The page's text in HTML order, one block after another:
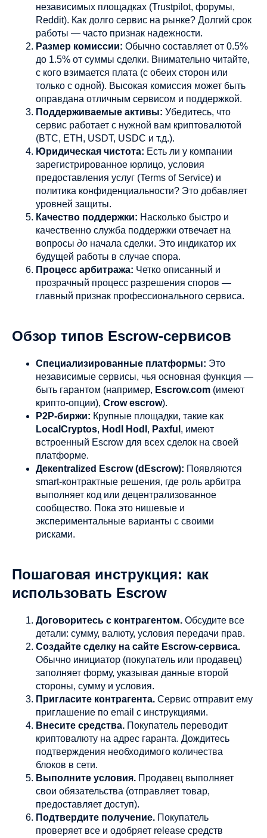
независимых площадках (Trustpilot, форумы,
Reddit). Как долго сервис на рынке? Долгий срок
работы — часто признак надежности.
Размер комиссии: Обычно составляет от 0.5%
до 1.5% от суммы сделки. Внимательно читайте,
с кого взимается плата (с обеих сторон или
только с одной). Высокая комиссия может быть
оправдана отличным сервисом и поддержкой.
Поддерживаемые активы: Убедитесь, что
сервис работает с нужной вам криптовалютой
(BTC, ETH, USDT, USDC и т.д.).
Юридическая чистота: Есть ли у компании
зарегистрированное юрлицо, условия
предоставления услуг (Terms of Service) и
политика конфиденциальности? Это добавляет
уровней защиты.
Качество поддержки: Насколько быстро и
качественно служба поддержки отвечает на
вопросы до начала сделки. Это индикатор их
будущей работы в случае спора.
Процесс арбитража: Четко описанный и
прозрачный процесс разрешения споров —
главный признак профессионального сервиса.
Обзор типов Escrow-сервисов
Специализированные платформы: Это
независимые сервисы, чья основная функция —
быть гарантом (например, Escrow.com (имеют
крипто-опции), Crow escrow).
P2P-биржи: Крупные площадки, такие как
LocalCryptos, Hodl Hodl , Paxful , имеют
встроенный Escrow для всех сделок на своей
платформе.
Декentralized Escrow (dEscrow): Появляются
smart-контрактные решения, где роль арбитра
выполняет код или децентрализованное
сообщество. Пока это нишевые и
экспериментальные варианты с своими
рисками.
Пошаговая инструкция: как
использовать Escrow
Договоритесь с контрагентом. Обсудите все
детали: сумму, валюту, условия передачи прав.
Создайте сделку на сайте Escrow-сервиса.
Обычно инициатор (покупатель или продавец)
заполняет форму, указывая данные второй
стороны, сумму и условия.
Пригласите контрагента. Сервис отправит ему
приглашение по email с инструкциями.
Внесите средства. Покупатель переводит
криптовалюту на адрес гаранта. Дождитесь
подтверждения необходимого количества
блоков в сети.
Выполните условия. Продавец выполняет
свои обязательства (отправляет товар,
предоставляет доступ).
Подтвердите получение. Покупатель
проверяет все и одобряет release средств